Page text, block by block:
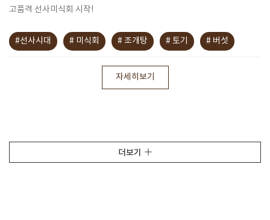
고품격 선사미식회 시작!
#선사시대 # 미식회 # 조개탕 # 토기 # 버섯
자세히보기
더보기